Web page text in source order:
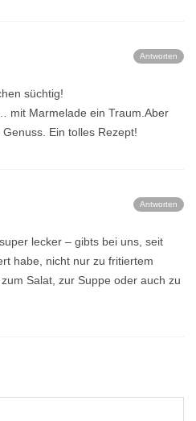
Antworten
süchtig!
mit Marmelade ein Traum.Aber
Ein tolles Rezept!
Antworten
lecker – gibts bei uns, seit
habe, nicht nur zu fritiertem
Salat, zur Suppe oder auch zu